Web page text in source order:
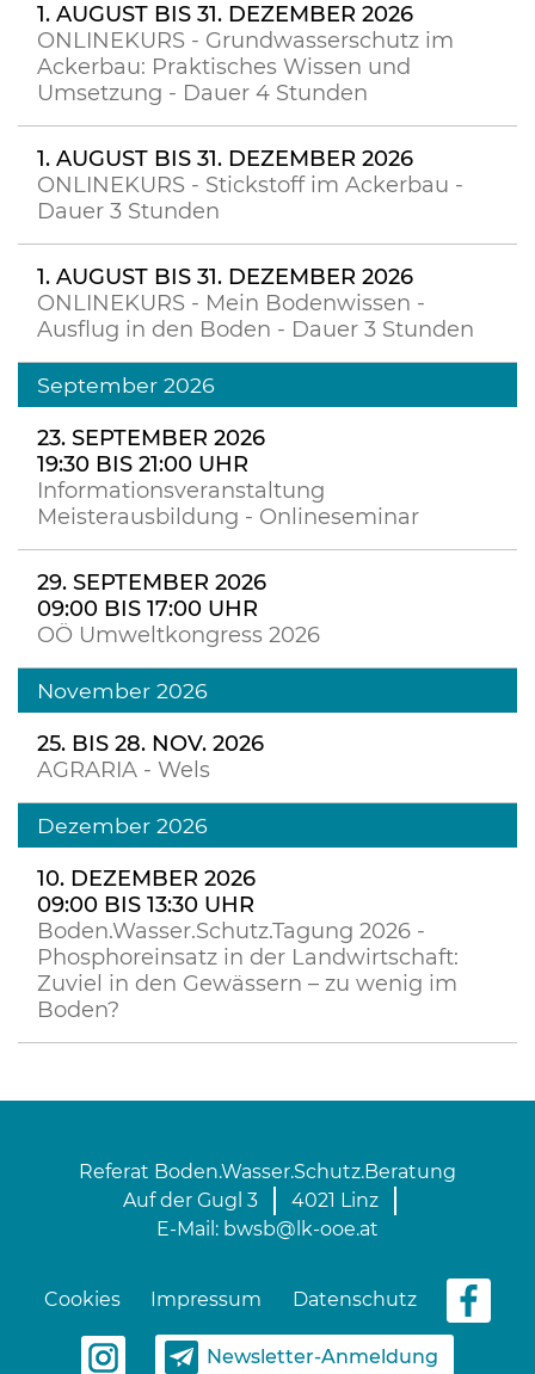
1. AUGUST BIS 31. DEZEMBER 2026
ONLINEKURS - Grundwasserschutz im
Ackerbau: Praktisches Wissen und
Umsetzung - Dauer 4 Stunden
1. AUGUST BIS 31. DEZEMBER 2026
ONLINEKURS - Stickstoff im Ackerbau -
Dauer 3 Stunden
1. AUGUST BIS 31. DEZEMBER 2026
ONLINEKURS - Mein Bodenwissen -
Ausflug in den Boden - Dauer 3 Stunden
September 2026
23. SEPTEMBER 2026
19:30 BIS 21:00 UHR
Informationsveranstaltung
Meisterausbildung - Onlineseminar
29. SEPTEMBER 2026
09:00 BIS 17:00 UHR
OÖ Umweltkongress 2026
November 2026
25. BIS 28. NOV. 2026
AGRARIA - Wels
Dezember 2026
10. DEZEMBER 2026
09:00 BIS 13:30 UHR
Boden.Wasser.Schutz.Tagung 2026 -
Phosphoreinsatz in der Landwirtschaft:
Zuviel in den Gewässern – zu wenig im
Boden?
Referat Boden.Wasser.Schutz.Beratung
Auf der Gugl 3
4021 Linz
E-Mail: bwsb@lk-ooe.at
Cookies Impressum Datenschutz
Newsletter-Anmeldung